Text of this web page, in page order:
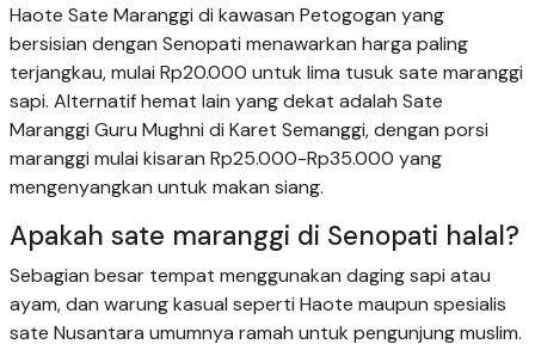
Haote Sate Maranggi di kawasan Petogogan yang
bersisian dengan Senopati menawarkan harga paling
terjangkau, mulai Rp20.000 untuk lima tusuk sate maranggi
sapi. Alternatif hemat lain yang dekat adalah Sate
Maranggi Guru Mughni di Karet Semanggi, dengan porsi
maranggi mulai kisaran Rp25.000-Rp35.000 yang
mengenyangkan untuk makan siang.
Apakah sate maranggi di Senopati halal?
Sebagian besar tempat menggunakan daging sapi atau
ayam, dan warung kasual seperti Haote maupun spesialis
sate Nusantara umumnya ramah untuk pengunjung muslim.